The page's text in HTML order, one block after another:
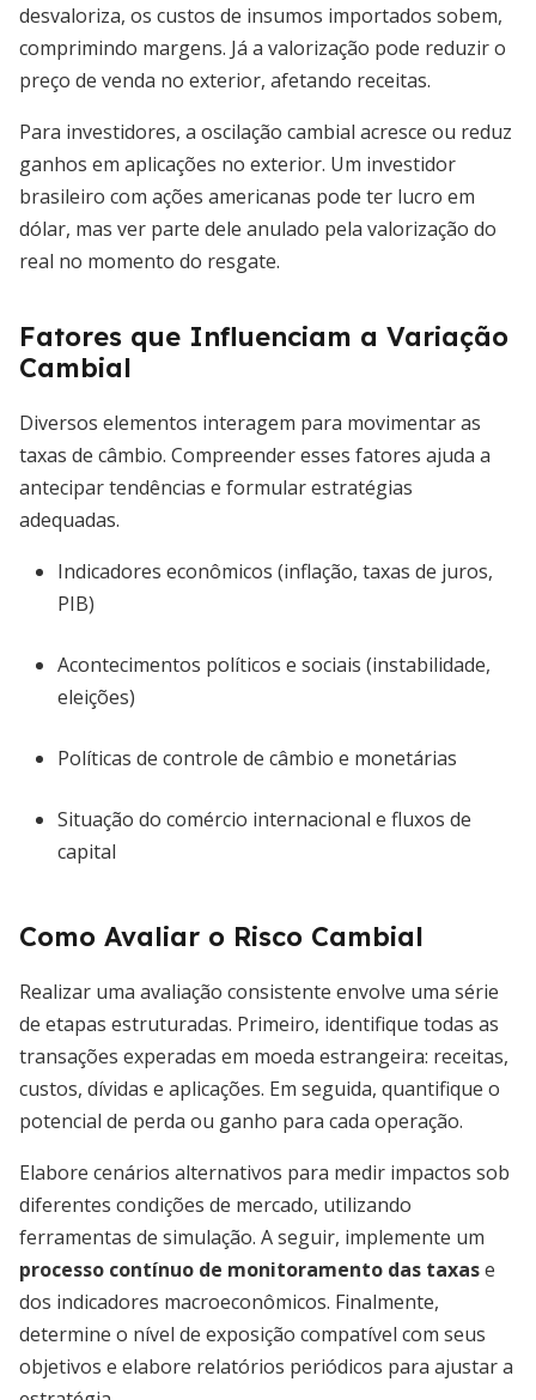
desvaloriza, os custos de insumos importados sobem,
comprimindo margens. Já a valorização pode reduzir o
preço de venda no exterior, afetando receitas.
Para investidores, a oscilação cambial acresce ou reduz
ganhos em aplicações no exterior. Um investidor
brasileiro com ações americanas pode ter lucro em
dólar, mas ver parte dele anulado pela valorização do
real no momento do resgate.
Fatores que Influenciam a Variação
Cambial
Diversos elementos interagem para movimentar as
taxas de câmbio. Compreender esses fatores ajuda a
antecipar tendências e formular estratégias
adequadas.
Indicadores econômicos (inflação, taxas de juros,
PIB)
Acontecimentos políticos e sociais (instabilidade,
eleições)
Políticas de controle de câmbio e monetárias
Situação do comércio internacional e fluxos de
capital
Como Avaliar o Risco Cambial
Realizar uma avaliação consistente envolve uma série
de etapas estruturadas. Primeiro, identifique todas as
transações experadas em moeda estrangeira: receitas,
custos, dívidas e aplicações. Em seguida, quantifique o
potencial de perda ou ganho para cada operação.
Elabore cenários alternativos para medir impactos sob
diferentes condições de mercado, utilizando
ferramentas de simulação. A seguir, implemente um
processo contínuo de monitoramento das taxase
dos indicadores macroeconômicos. Finalmente,
determine o nível de exposição compatível com seus
objetivos e elabore relatórios periódicos para ajustar a